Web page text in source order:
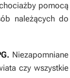
pomocą
należących do
Niezapomniane
czy wszystkie